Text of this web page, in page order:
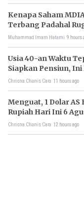
Kenapa Saham
Terbang Padahal
Terlilit Utang?
Muhammad Imam Hatami 9 hours
Usia 40-an Waktu
Siapkan Pensiun, Ini
Rhenald Kasali
Chrisna Chanis Cara 11 hours ago
Menguat, 1 Dolar AS
Rupiah Hari Ini 6
2026?
Chrisna Chanis Cara 12 hours ago